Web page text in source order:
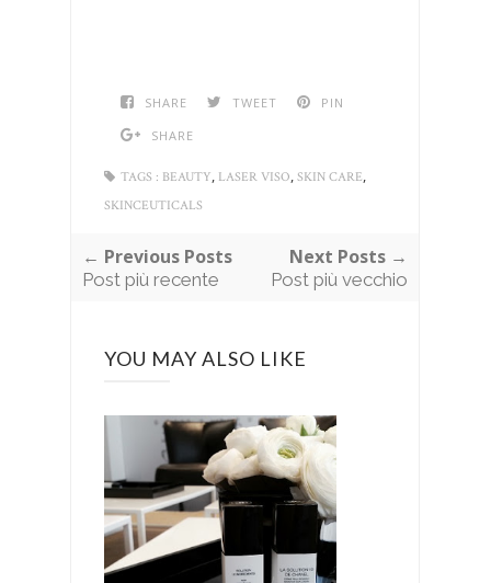
SHARE TWEET
PIN
SHARE
TAGS : BEAUTY, LASER VISO, SKIN CARE,
SKINCEUTICALS
← Previous Posts
Post più recente
Next Posts →
Post più vecchio
YOU MAY ALSO LIKE